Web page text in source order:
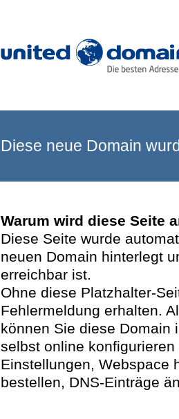
Diese neue Domain
Warum wird diese Seite
Diese Seite wurde
neuen Domain hinterlegt
erreichbar ist.
Ohne diese Platzhalter-
Fehlermeldung erhalten.
können Sie diese Domain
selbst online
Einstellungen, Webspace
bestellen, DNS-Einträge